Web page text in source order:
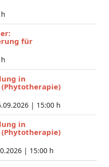
für
in
| 15:00 h
in
| 15:00 h